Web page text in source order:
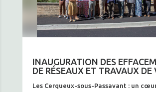
INAUGURATION DES
DE RÉSEAUX ET TRAVAUX DE
Les Cerqueux-sous-Passavant : un